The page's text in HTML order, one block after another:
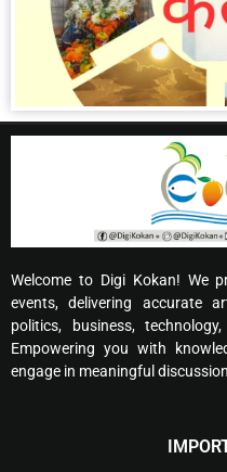
Welcome to Digi Kokan! We
events, delivering accurate
politics, business,
Empowering you with
engage in meaningful